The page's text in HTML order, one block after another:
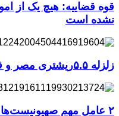
قوه قضاییه: هیچ یک از
نشده است
زلزله ۵.۵ریشتری مصر و فلسطین را لرزاند